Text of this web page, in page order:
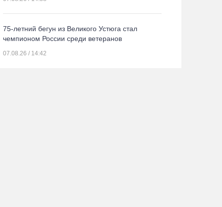
75-летний бегун из Великого Устюга стал
чемпионом России среди ветеранов
07.08.26 / 14:42